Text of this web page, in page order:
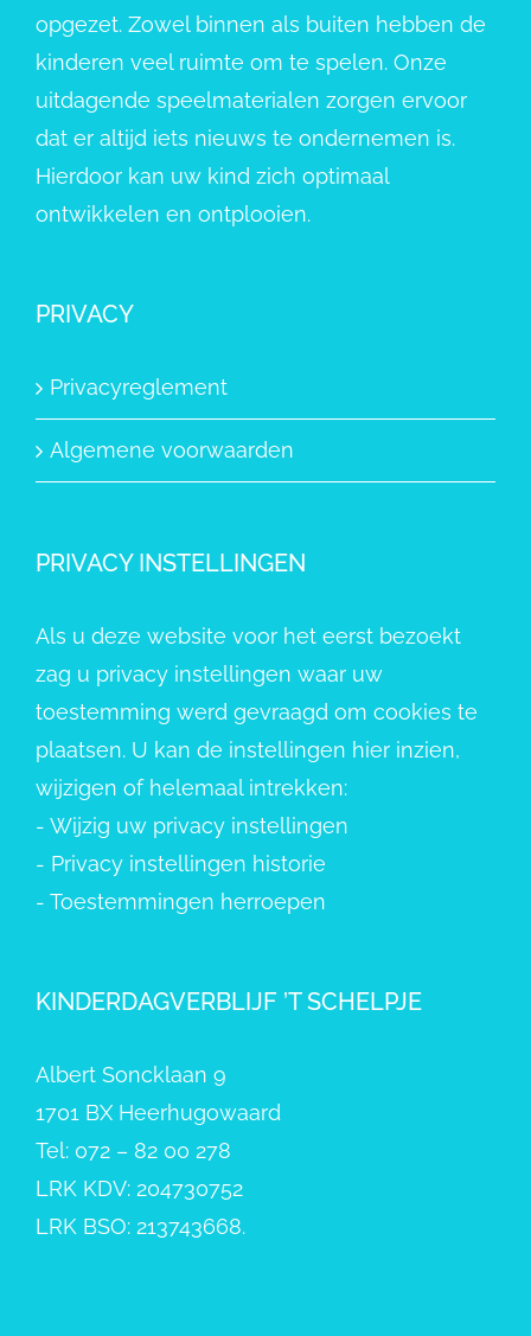
opgezet. Zowel binnen als buiten hebben de
kinderen veel ruimte om te spelen. Onze
uitdagende speelmaterialen zorgen ervoor
dat er altijd iets nieuws te ondernemen is.
Hierdoor kan uw kind zich optimaal
ontwikkelen en ontplooien.
PRIVACY
Privacyreglement
Algemene voorwaarden
PRIVACY INSTELLINGEN
Als u deze website voor het eerst bezoekt
zag u privacy instellingen waar uw
toestemming werd gevraagd om cookies te
plaatsen. U kan de instellingen hier inzien,
wijzigen of helemaal intrekken:
- Wijzig uw privacy instellingen
- Privacy instellingen historie
- Toestemmingen herroepen
KINDERDAGVERBLIJF ’T SCHELPJE
Albert Soncklaan 9
1701 BX Heerhugowaard
Tel: 072 – 82 00 278
LRK KDV: 204730752
LRK BSO: 213743668.